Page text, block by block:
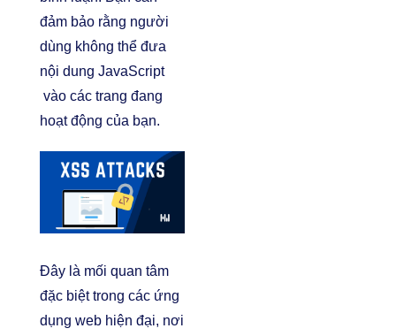
đảm bảo rằng người
dùng không thể đưa
nội dung JavaScript
vào các trang đang
hoạt động của bạn.
Đây là mối quan tâm
đặc biệt trong các ứng
dụng web hiện đại, nơi